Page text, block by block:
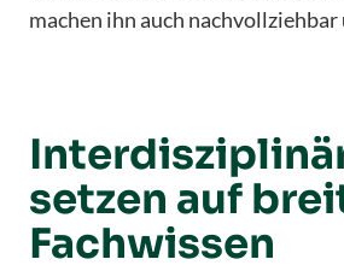
machen ihn auch
setzen auf
Fachwissen